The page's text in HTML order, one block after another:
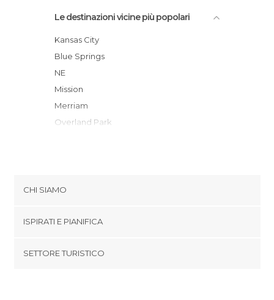
Le destinazioni vicine più popolari
Kansas City
Blue Springs
NE
Mission
Merriam
Overland Park
Leavenworth
Gardner
Meriden
CHI SIAMO
Termini e Condizioni
ISPIRATI E PIANIFICA
SETTORE TURISTICO